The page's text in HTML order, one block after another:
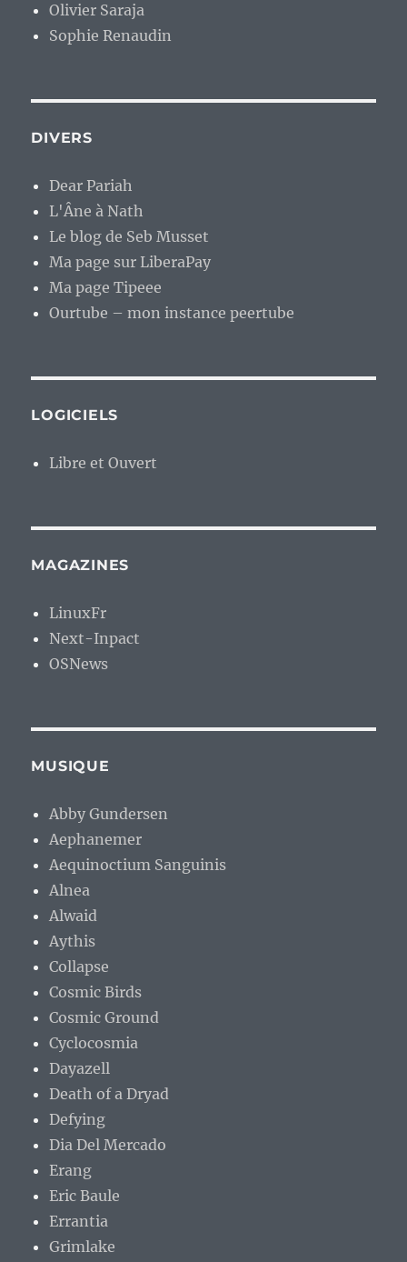
Olivier Saraja
Sophie Renaudin
DIVERS
Dear Pariah
L'Âne à Nath
Le blog de Seb Musset
Ma page sur LiberaPay
Ma page Tipeee
Ourtube – mon instance peertube
LOGICIELS
Libre et Ouvert
MAGAZINES
LinuxFr
Next-Inpact
OSNews
MUSIQUE
Abby Gundersen
Aephanemer
Aequinoctium Sanguinis
Alnea
Alwaid
Aythis
Collapse
Cosmic Birds
Cosmic Ground
Cyclocosmia
Dayazell
Death of a Dryad
Defying
Dia Del Mercado
Erang
Eric Baule
Errantia
Grimlake